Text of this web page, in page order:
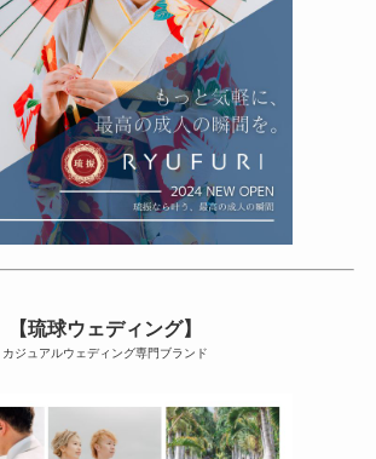
【琉球ウェディング】
カジュアルウェディング専門ブランド